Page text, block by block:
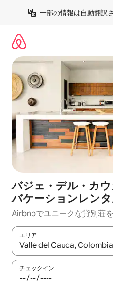
一部の情報は自動翻訳
バジェ・デル・カ
バケーションレン
Airbnbでユニークな貸別荘
エリア
検索結果が表示されたら、上
チェックイン